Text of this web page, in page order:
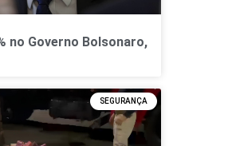
no Governo Bolsonaro,
SEGURANÇA